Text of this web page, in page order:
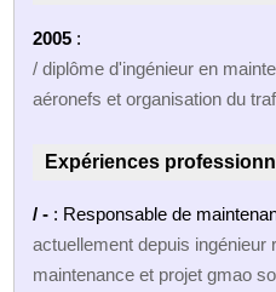
2005 :
/ diplôme d'ingénieur en
aéronefs et organisation du
Expériences
/ - : Responsable de
actuellement depuis ingénieur
maintenance et projet gmao